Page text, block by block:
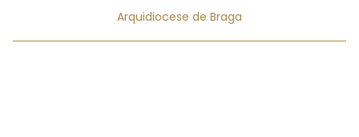
Arquidiocese de Braga